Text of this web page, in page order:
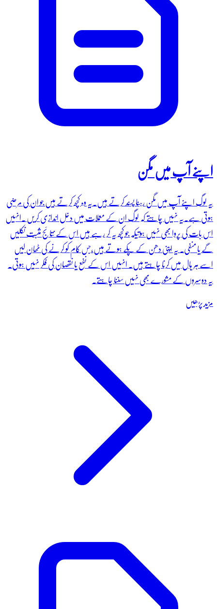
اپنے آپ میں مگن
یہ لوگ اپنے آپ میں مگن رہنا پسند کرتے ہیں۔یہ وہ کچھ کرتے ہیں جو ان کی مرضی
ہوتی ہے۔یہ نہیں چاہتے کہ لوگ ان کے معملات میں دخل اندازی کریں ۔انہیں
اس بات کی پروا بھی نہیں ہوتیکہ جو کچھ یہ کر رہے ہیں اس کے نتائج مثبت نکلیں
گے یا منفی۔ یہ اپنی دھن کے پکے ہوتے ہیں،جس کام کو کرنے کی ٹھان لیں
اسے ہر ہال میں کرنا چاہتے ہیں۔ انہیں اس کے نفع یا نقصان کی فکر نہیں ہوتی۔
یہ دوسروں کے مشورے بھی نہیں سننا چاہتے۔
مزید پڑھیں